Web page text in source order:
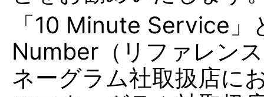
「10 Minute Service
Number（リファレン
ネーグラム社取扱店に